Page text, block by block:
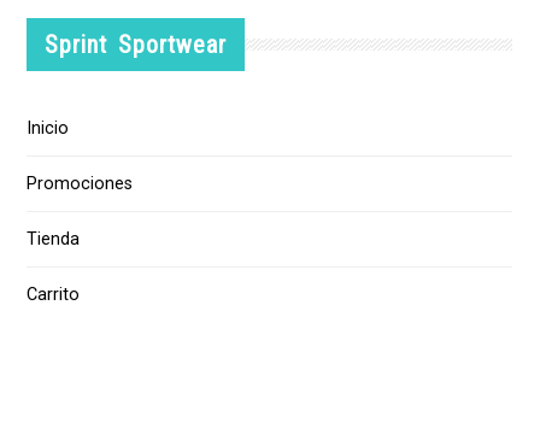
Sprint Sportwear
Inicio
Promociones
Tienda
Carrito